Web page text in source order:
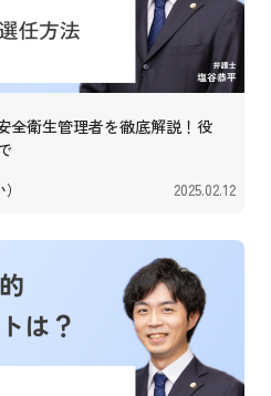
全衛生管理者を徹底解説！役
2025.02.12